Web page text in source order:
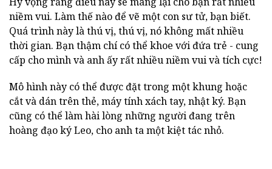
niềm vui. Làm thế nào để vẽ một con sư tử, bạn biết.
Quá trình này là thú vị, thú vị, nó không mất nhiều
thời gian. Bạn thậm chí có thể khoe với đứa trẻ - cung
cấp cho mình và anh ấy rất nhiều niềm vui và tích cực!
Mô hình này có thể được đặt trong một khung hoặc
cắt và dán trên thẻ, máy tính xách tay, nhật ký. Bạn
cũng có thể làm hài lòng những người đang trên
hoàng đạo ký Leo, cho anh ta một kiệt tác nhỏ.